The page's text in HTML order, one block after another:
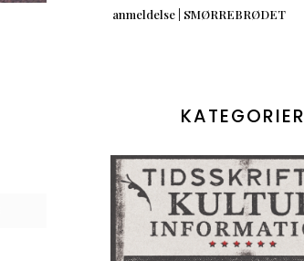
anmeldelse | SMØRREBRØDET
KATEGORIER